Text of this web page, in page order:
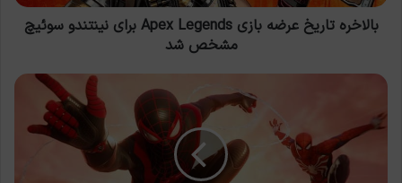
سوئیچ
مشخص
بالاخره تاریخ عرضه بازی Apex Legends برای نینتندو سوئیچ
مشخص شد
Spider-
Miles
Morales